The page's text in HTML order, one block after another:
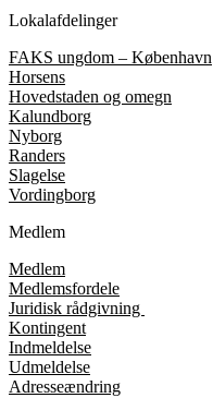
Lokalafdelinger
FAKS ungdom – København
Horsens
Hovedstaden og omegn
Kalundborg
Nyborg
Randers
Slagelse
Vordingborg
Medlem
Medlem
Medlemsfordele
Juridisk rådgivning
Kontingent
Indmeldelse
Udmeldelse
Adresseændring